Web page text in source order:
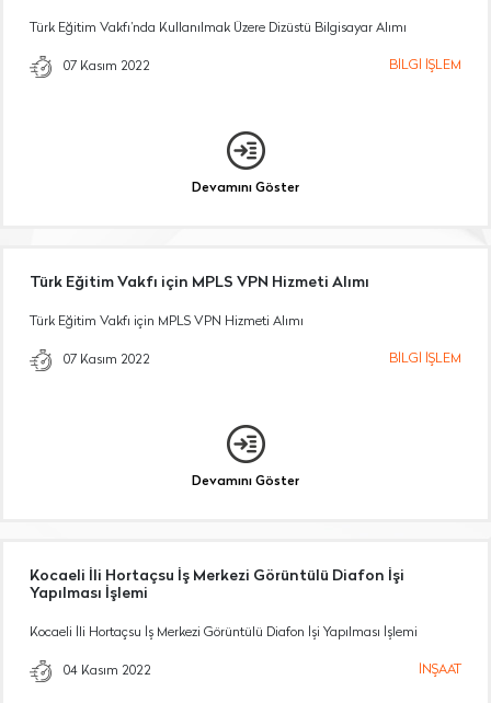
Türk Eğitim Vakfı’nda Kullanılmak Üzere Dizüstü Bilgisayar Alımı
07 Kasım 2022 BİLGİ İŞLEM
Devamını Göster
Türk Eğitim Vakfı için MPLS VPN Hizmeti Alımı
Türk Eğitim Vakfı için MPLS VPN Hizmeti Alımı
07 Kasım 2022 BİLGİ İŞLEM
Devamını Göster
Kocaeli İli Hortaçsu İş Merkezi Görüntülü Diafon İşi
Yapılması İşlemi
Kocaeli İli Hortaçsu İş Merkezi Görüntülü Diafon İşi Yapılması İşlemi
04 Kasım 2022 İNŞAAT